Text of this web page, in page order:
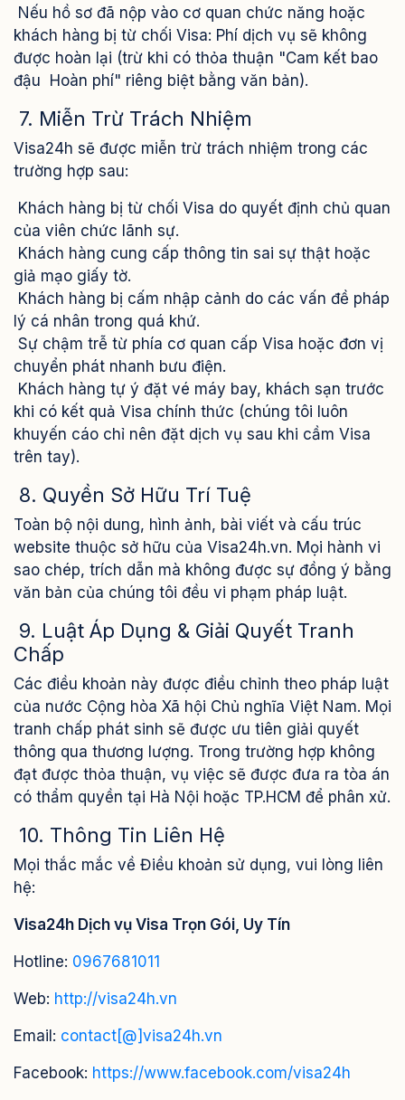
Nếu hồ sơ đã nộp vào cơ quan chức năng hoặc
khách hàng bị từ chối Visa: Phí dịch vụ sẽ không
được hoàn lại (trừ khi có thỏa thuận "Cam kết bao
đậu Hoàn phí" riêng biệt bằng văn bản).
7. Miễn Trừ Trách Nhiệm
Visa24h sẽ được miễn trừ trách nhiệm trong các
trường hợp sau:
Khách hàng bị từ chối Visa do quyết định chủ quan
của viên chức lãnh sự.
Khách hàng cung cấp thông tin sai sự thật hoặc
giả mạo giấy tờ.
Khách hàng bị cấm nhập cảnh do các vấn đề pháp
lý cá nhân trong quá khứ.
Sự chậm trễ từ phía cơ quan cấp Visa hoặc đơn vị
chuyển phát nhanh bưu điện.
Khách hàng tự ý đặt vé máy bay, khách sạn trước
khi có kết quả Visa chính thức (chúng tôi luôn
khuyến cáo chỉ nên đặt dịch vụ sau khi cầm Visa
trên tay).
8. Quyền Sở Hữu Trí Tuệ
Toàn bộ nội dung, hình ảnh, bài viết và cấu trúc
website thuộc sở hữu của Visa24h.vn. Mọi hành vi
sao chép, trích dẫn mà không được sự đồng ý bằng
văn bản của chúng tôi đều vi phạm pháp luật.
9. Luật Áp Dụng & Giải Quyết Tranh
Chấp
Các điều khoản này được điều chỉnh theo pháp luật
của nước Cộng hòa Xã hội Chủ nghĩa Việt Nam. Mọi
tranh chấp phát sinh sẽ được ưu tiên giải quyết
thông qua thương lượng. Trong trường hợp không
đạt được thỏa thuận, vụ việc sẽ được đưa ra tòa án
có thẩm quyền tại Hà Nội hoặc TP.HCM để phân xử.
10. Thông Tin Liên Hệ
Mọi thắc mắc về Điều khoản sử dụng, vui lòng liên
hệ:
Visa24h Dịch vụ Visa Trọn Gói, Uy Tín
Hotline: 0967681011
Web: http://visa24h.vn
Email: contact[@]visa24h.vn
Facebook: https://www.facebook.com/visa24h